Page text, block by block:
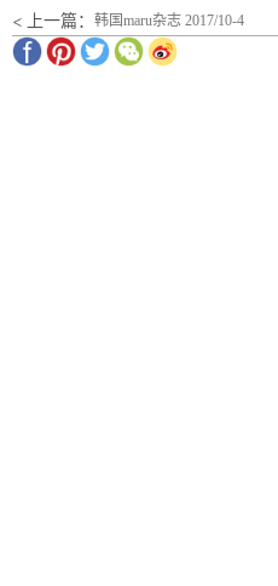
< 上一篇： 韩国maru杂志 2017/10-4